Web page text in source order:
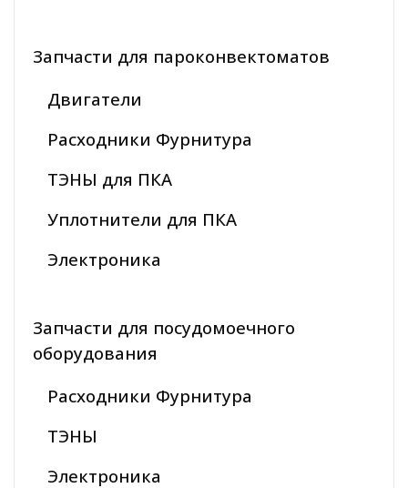
Запчасти для пароконвектоматов
Двигатели
Расходники Фурнитура
ТЭНЫ для ПКА
Уплотнители для ПКА
Электроника
Запчасти для посудомоечного
оборудования
Расходники Фурнитура
ТЭНЫ
Электроника